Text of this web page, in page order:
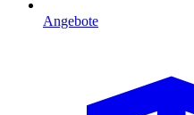
Angebote